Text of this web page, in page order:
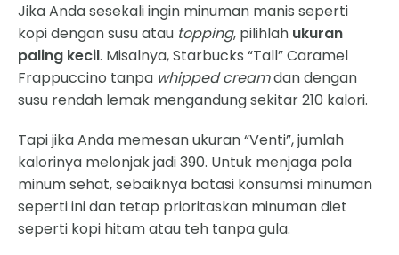
Jika Anda sesekali ingin minuman manis seperti
kopi dengan susu atau topping, pilihlah ukuran
paling kecil. Misalnya, Starbucks “Tall” Caramel
Frappuccino tanpa whipped creamdan dengan
susu rendah lemak mengandung sekitar 210 kalori.
Tapi jika Anda memesan ukuran “Venti”, jumlah
kalorinya melonjak jadi 390. Untuk menjaga pola
minum sehat, sebaiknya batasi konsumsi minuman
seperti ini dan tetap prioritaskan minuman diet
seperti kopi hitam atau teh tanpa gula.